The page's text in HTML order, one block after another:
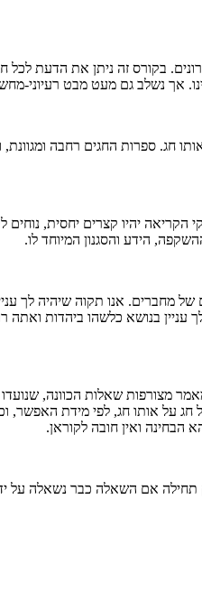
בקורס זה ניתן את הדעת
אך נשלב גם מעט מבט רעיוני-
חג. ספרות החגים רחבה
יהיו קצרים יחסית,
הידע והסגנון המיוחד לו.
אנו תקוה שיהיה לך
בנושא כלשהו ביהדות
מצורפות שאלות הכוונה,
על אותו חג, לפי מידת האפשר,
הבחינה ואין חובה לקוראן.
אם השאלה כבר נשאלה על ידי